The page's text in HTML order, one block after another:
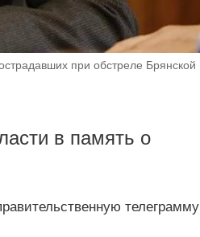
при обстреле Брянской
в память о
телеграмму